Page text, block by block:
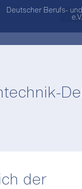
Deutscher Berufs-
e.V.
der